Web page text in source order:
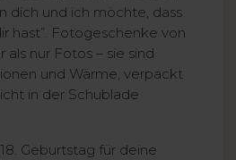
dich und ich möchte, dass
hast”. Fotogeschenke von
als nur Fotos – sie sind
und Wärme, verpackt
in der Schublade
Geburtstag für deine